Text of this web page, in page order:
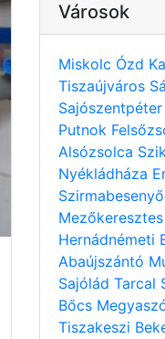
Városok
Miskolc Ózd
Tiszaújváros
Sajószentpéter
Putnok
Alsózsolca
Nyékládháza
Szirmabesenyő
Mezőkeresztes
Hernádnémeti
Abaújszántó
Sajólád Tarcal
Bőcs
Tiszakeszi